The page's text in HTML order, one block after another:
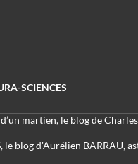
SCIENCES
martien, le blog de
le blog d'Aurélien BARRAU,